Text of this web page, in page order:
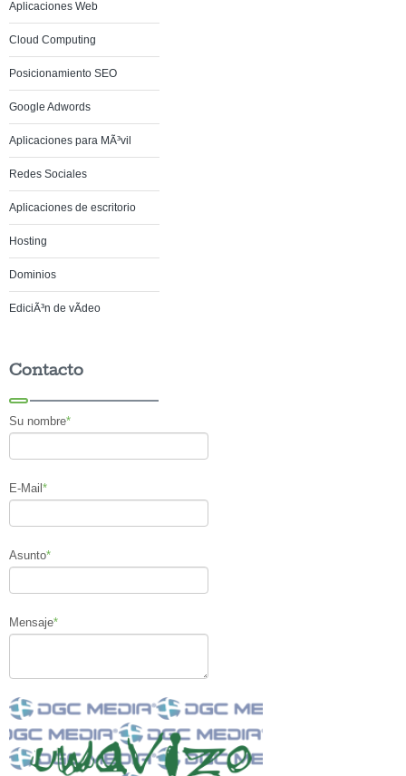
Aplicaciones Web
Cloud Computing
Posicionamiento SEO
Google Adwords
Aplicaciones para MÃ³vil
Redes Sociales
Aplicaciones de escritorio
Hosting
Dominios
EdiciÃ³n de vÃ­deo
Contacto
Su nombre*
E-Mail *
Asunto*
Mensaje*